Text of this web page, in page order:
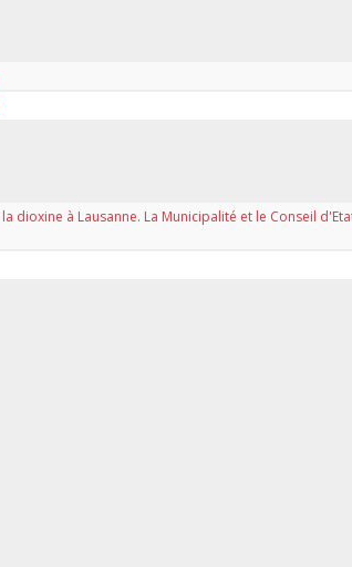
dioxine à Lausanne. La Municipalité et le Conseil